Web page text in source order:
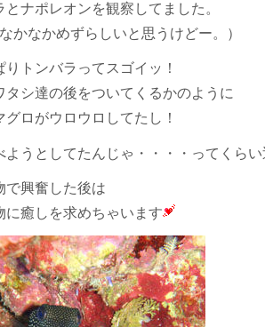
とナポレオンを観察してました。
かなかめずらしいと思うけどー。）
りトンバラってスゴイッ！
タシ達の後をついてくるかのように
グロがウロウロしてたし！
ようとしてたんじゃ・・・・ってくら
で興奮した後は
に癒しを求めちゃいます